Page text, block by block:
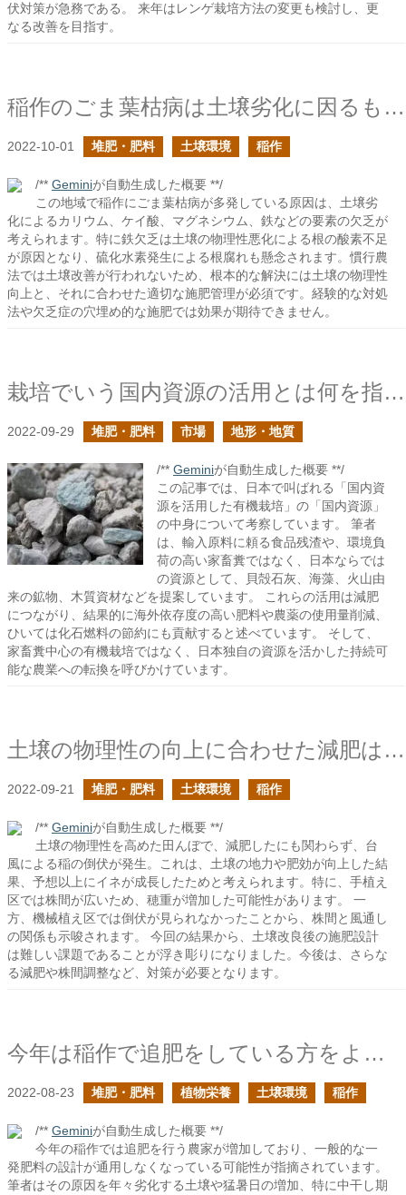
伏対策が急務である。 来年はレンゲ栽培方法の変更も検討し、更
なる改善を目指す。
稲作のごま葉枯病は土壌劣化に因るものだと考えるとしっくりくる
2022-10-01 堆肥・肥料 土壌環境 稲作
/** Geminiが自動生成した概要 **/
この地域で稲作にごま葉枯病が多発している原因は、土壌劣
化によるカリウム、ケイ酸、マグネシウム、鉄などの要素の欠乏が
考えられます。特に鉄欠乏は土壌の物理性悪化による根の酸素不足
が原因となり、硫化水素発生による根腐れも懸念されます。慣行農
法では土壌改善が行われないため、根本的な解決には土壌の物理性
向上と、それに合わせた適切な施肥管理が必須です。経験的な対処
法や欠乏症の穴埋め的な施肥では効果が期待できません。
栽培でいう国内資源の活用とは何を指す？
2022-09-29 堆肥・肥料 市場 地形・地質
/** Geminiが自動生成した概要 **/
この記事では、日本で叫ばれる「国内資
源を活用した有機栽培」の「国内資源」
の中身について考察しています。 筆者
は、輸入原料に頼る食品残渣や、環境負
荷の高い家畜糞ではなく、日本ならでは
の資源として、貝殻石灰、海藻、火山由
来の鉱物、木質資材などを提案しています。 これらの活用は減肥
につながり、結果的に海外依存度の高い肥料や農薬の使用量削減、
ひいては化石燃料の節約にも貢献すると述べています。 そして、
家畜糞中心の有機栽培ではなく、日本独自の資源を活かした持続可
能な農業への転換を呼びかけています。
土壌の物理性の向上に合わせた減肥は難しい
2022-09-21 堆肥・肥料 土壌環境 稲作
/** Geminiが自動生成した概要 **/
土壌の物理性を高めた田んぼで、減肥したにも関わらず、台
風による稲の倒伏が発生。これは、土壌の地力や肥効が向上した結
果、予想以上にイネが成長したためと考えられます。特に、手植え
区では株間が広いため、穂重が増加した可能性があります。 一
方、機械植え区では倒伏が見られなかったことから、株間と風通し
の関係も示唆されます。 今回の結果から、土壌改良後の施肥設計
は難しい課題であることが浮き彫りになりました。今後は、さらな
る減肥や株間調整など、対策が必要となります。
今年は稲作で追肥をしている方をよく見かける
2022-08-23 堆肥・肥料 植物栄養 土壌環境 稲作
/** Geminiが自動生成した概要 **/
今年の稲作では追肥を行う農家が増加しており、一般的な一
発肥料の設計が通用しなくなっている可能性が指摘されています。
筆者はその原因を年々劣化する土壌や猛暑日の増加、特に中干し期